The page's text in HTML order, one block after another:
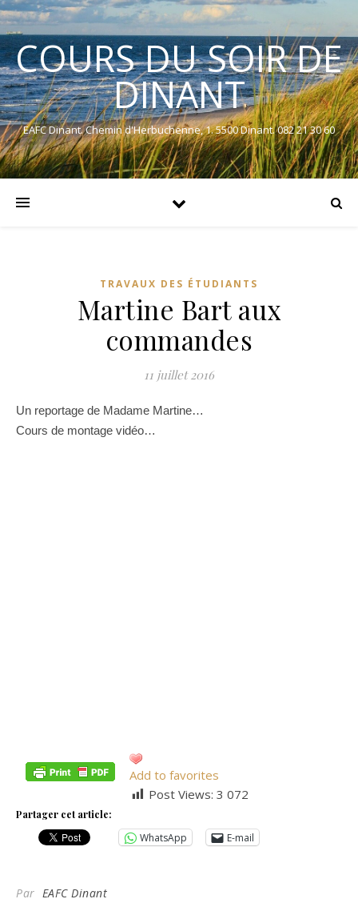
COURS DU SOIR DE
DINANT
EAFC Dinant. Chemin d'Herbuchenne, 1. 5500 Dinant. 082 21 30 60
TRAVAUX DES ÉTUDIANTS
Martine Bart aux
commandes
11 juillet 2016
Un reportage de Madame Martine…
Cours de montage vidéo…
Add to favorites
Post Views: 3 072
Partager cet article:
WhatsApp E-mail
Par EAFC Dinant